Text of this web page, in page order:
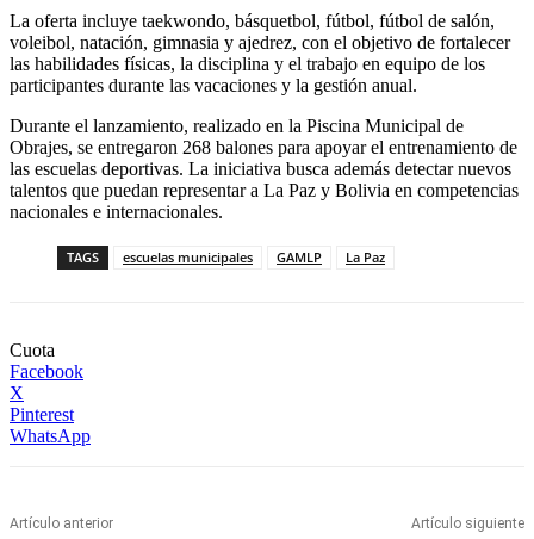
La oferta incluye taekwondo, básquetbol, fútbol, fútbol de salón,
voleibol, natación, gimnasia y ajedrez, con el objetivo de fortalecer
las habilidades físicas, la disciplina y el trabajo en equipo de los
participantes durante las vacaciones y la gestión anual.
Durante el lanzamiento, realizado en la Piscina Municipal de
Obrajes, se entregaron 268 balones para apoyar el entrenamiento de
las escuelas deportivas. La iniciativa busca además detectar nuevos
talentos que puedan representar a La Paz y Bolivia en competencias
nacionales e internacionales.
TAGS escuelas municipales GAMLP La Paz
Cuota
Facebook
X
Pinterest
WhatsApp
Artículo anterior Artículo siguiente